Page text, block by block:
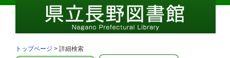
トップページ > 詳細検索